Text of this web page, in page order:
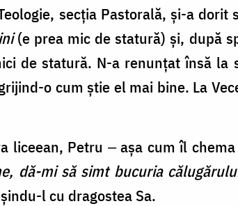
secția Pastorală, și-a
(e prea mic de statură) și, după
de statură. N-a renunţat însă
o cum ştie el mai bine. La
liceean, Petru ‒ așa cum îl
dă-mi să simt bucuria
l cu dragostea Sa.